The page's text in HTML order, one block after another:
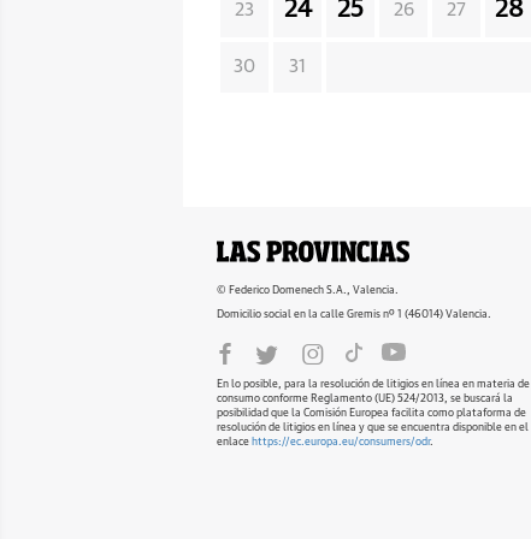
23 24 25 26 27 28
30 31
© Federico Domenech S.A., Valencia.
Domicilio social en la calle Gremis nº 1 (46014) Valencia.
En lo posible, para la resolución de litigios en línea en materia de
consumo conforme Reglamento (UE) 524/2013, se buscará la
posibilidad que la Comisión Europea facilita como plataforma de
resolución de litigios en línea y que se encuentra disponible en el
enlace https://ec.europa.eu/consumers/odr.